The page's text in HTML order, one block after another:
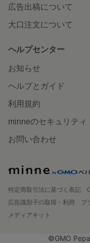
広告出稿について
大口注文について
ヘルプセンター
お知らせ
ヘルプとガイド
利用規約
minneのセキュリティ
お問い合わせ
特定商取引法に基づく表記
広告識別子の取得・利用
プ
メディアキット
©GMO